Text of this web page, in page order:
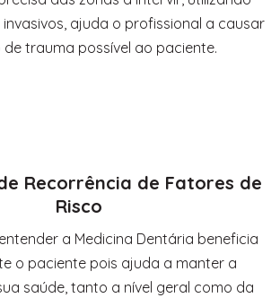
ajuda o profissional a causar
de trauma possível ao paciente.
Recorrência de Fatores de
Risco
a Medicina Dentária beneficia
o paciente pois ajuda a manter a
saúde, tanto a nível geral como da